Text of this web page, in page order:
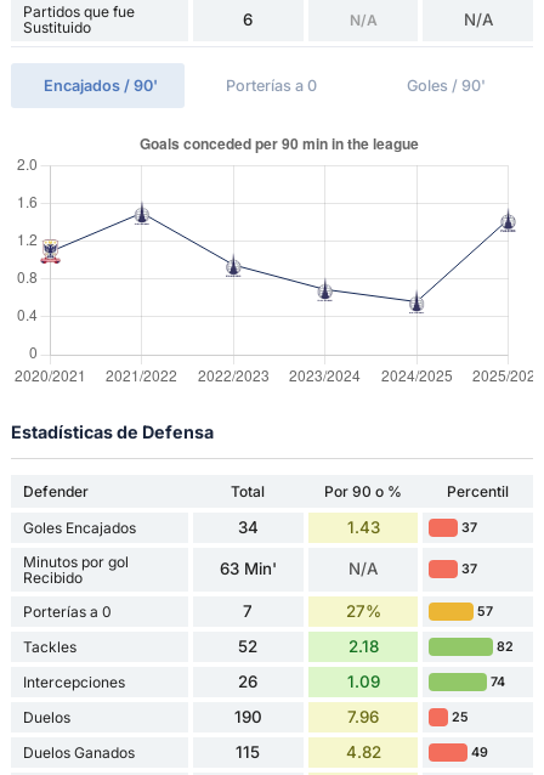
Partidos que fue
Sustituido
6 N/A N/A
Encajados / 90' Porterías a 0 Goles / 90'
Estadísticas de Defensa
Defender Total Por 90 o %
Percentil
Goles Encajados
34 1.43 37
Minutos por gol
Recibido
63 Min' N/A 37
Porterías a 0 7 27% 57
Tackles 52 2.18 82
Intercepciones 26 1.09 74
Duelos 190 7.96 25
Duelos Ganados 115 4.82 49